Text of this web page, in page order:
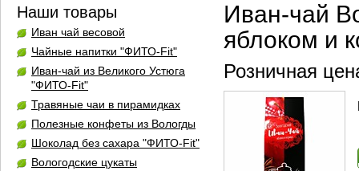
Наши товары
Иван чай весовой
Чайные напитки "ФИТО-Fit"
Иван-чай из Великого Устюга
"ФИТО-Fit"
Травяные чаи в пирамидках
Полезные конфеты из Вологды
Шоколад без сахара "ФИТО-Fit"
Вологодские цукаты
Иван-чай
яблоком и
Розничная